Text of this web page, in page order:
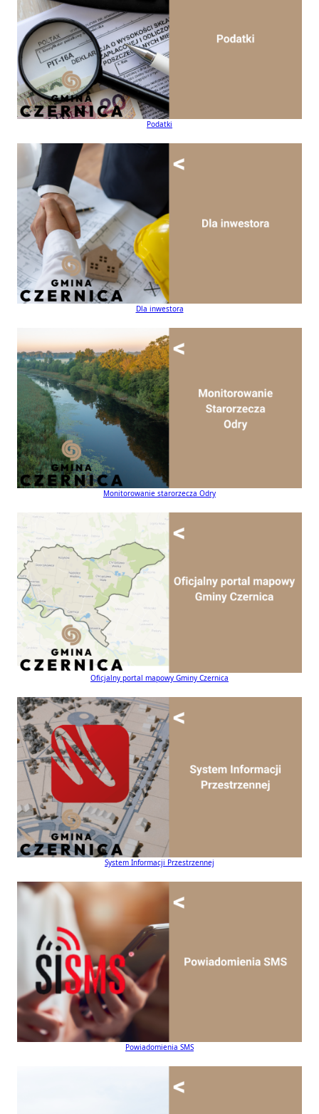
Podatki
Dla inwestora
Monitorowanie starorzecza Odry
Oficjalny portal mapowy Gminy Czernica
System Informacji Przestrzennej
Powiadomienia SMS